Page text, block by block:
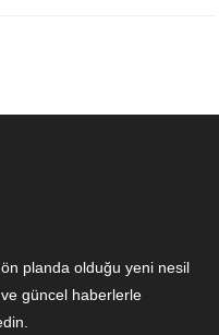
planda olduğu yeni nesil
ve güncel haberlerle